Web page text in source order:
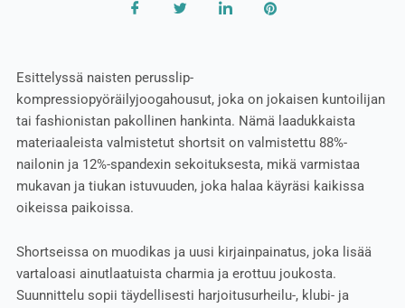
Esittelyssä naisten perusslip-
kompressiopyöräilyjoogahousut, joka on jokaisen kuntoilijan
tai fashionistan pakollinen hankinta. Nämä laadukkaista
materiaaleista valmistetut shortsit on valmistettu 88%-
nailonin ja 12%-spandexin sekoituksesta, mikä varmistaa
mukavan ja tiukan istuvuuden, joka halaa käyräsi kaikissa
oikeissa paikoissa.
Shortseissa on muodikas ja uusi kirjainpainatus, joka lisää
vartaloasi ainutlaatuista charmia ja erottuu joukosta.
Suunnittelu sopii täydellisesti harjoitusurheilu-, klubi- ja